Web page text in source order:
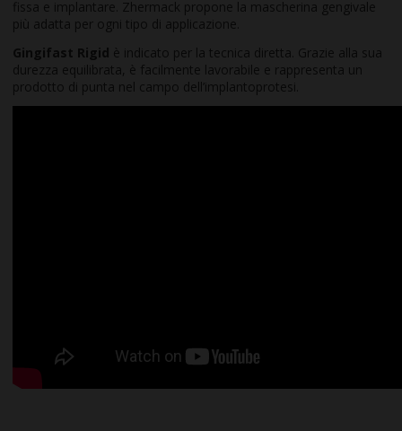
fissa e implantare. Zhermack propone la mascherina gengivale
più adatta per ogni tipo di applicazione.
Gingifast Rigid è indicato per la tecnica diretta. Grazie alla sua
durezza equilibrata, è facilmente lavorabile e rappresenta un
prodotto di punta nel campo dell’implantoprotesi.